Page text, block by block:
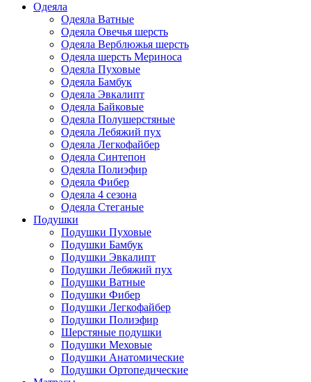
Одеяла
Одеяла Ватные
Одеяла Овечья шерсть
Одеяла Верблюжья шерсть
Одеяла шерсть Мериноса
Одеяла Пуховые
Одеяла Бамбук
Одеяла Эвкалипт
Одеяла Байковые
Одеяла Полушерстяные
Одеяла Лебяжий пух
Одеяла Легкофайбер
Одеяла Синтепон
Одеяла Полиэфир
Одеяла Фибер
Одеяла 4 сезона
Одеяла Стеганые
Подушки
Подушки Пуховые
Подушки Бамбук
Подушки Эвкалипт
Подушки Лебяжий пух
Подушки Ватные
Подушки Фибер
Подушки Легкофайбер
Подушки Полиэфир
Шерстяные подушки
Подушки Меховые
Подушки Анатомические
Подушки Ортопедические